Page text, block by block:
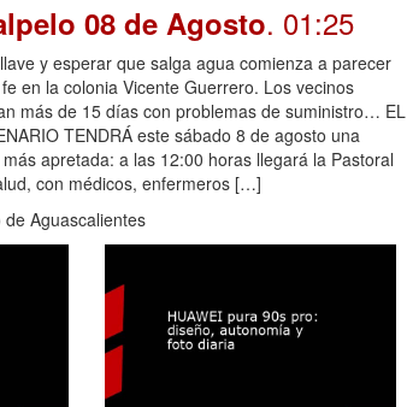
08 de Agosto. 01:25
y esperar que salga agua comienza a parecer
en la colonia Vicente Guerrero. Los vecinos
más de 15 días con problemas de suministro… EL
TENDRÁ este sábado 8 de agosto una
apretada: a las 12:00 horas llegará la Pastoral
con médicos, enfermeros […]
de Aguascalientes